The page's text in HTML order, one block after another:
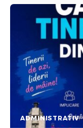
ADMINISTRATIV